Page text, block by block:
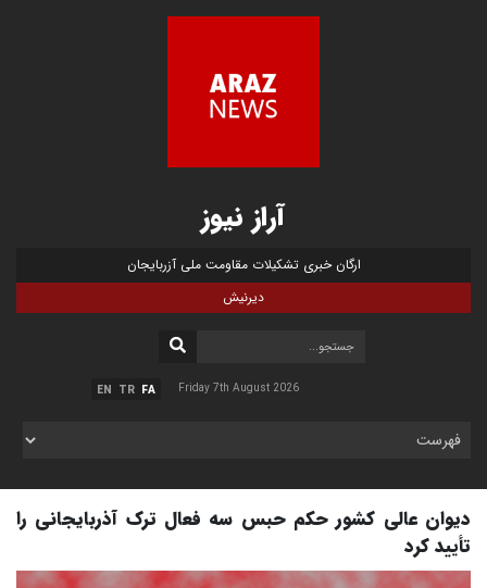
آراز نیوز
ارگان خبری تشکیلات مقاومت ملی آزربایجان
دیرنیش
FA
TR
EN Friday 7th August 2026
دیوان عالی کشور حکم حبس سه فعال ترک آذربایجانی را
تأیید کرد